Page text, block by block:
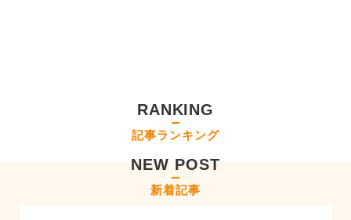
RANKING
記事ランキング
NEW POST
新着記事